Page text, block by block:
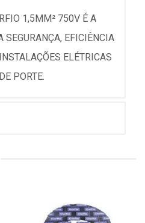
1,5MM² 750V É A
SEGURANÇA, EFICIÊNCIA
ELÉTRICAS
PORTE.